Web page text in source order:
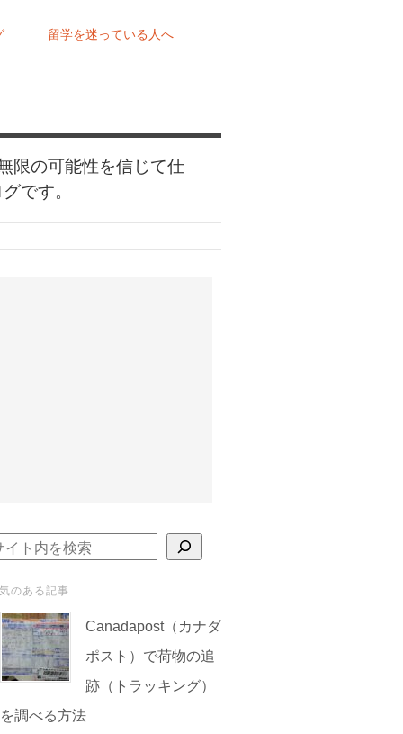
留学を迷っている人へ
限の可能性を信じて仕
です。
のある記事
Canadapost（カナダ
ポスト）で荷物の追
跡（トラッキング）
を調べる方法